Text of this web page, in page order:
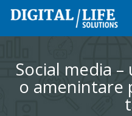
Skip
content
Social media
o amenintare